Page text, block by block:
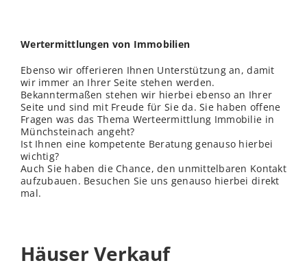
Wertermittlungen von Immobilien
Ebenso wir offerieren Ihnen Unterstützung an, damit
wir immer an Ihrer Seite stehen werden.
Bekanntermaßen stehen wir hierbei ebenso an Ihrer
Seite und sind mit Freude für Sie da. Sie haben offene
Fragen was das Thema Werteermittlung Immobilie in
Münchsteinach angeht?
Ist Ihnen eine kompetente Beratung genauso hierbei
wichtig?
Auch Sie haben die Chance, den unmittelbaren Kontakt
aufzubauen. Besuchen Sie uns genauso hierbei direkt
mal.
Häuser Verkauf